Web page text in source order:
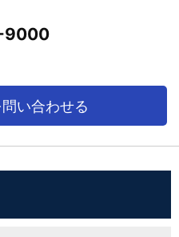
9000
い合わせる